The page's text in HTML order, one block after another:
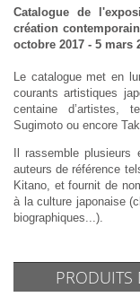
Catalogue de
création
octobre 2017 - 5 mars
Le catalogue met en
courants artistiques
centaine d’artistes,
Sugimoto ou encore
Il rassemble
auteurs de référence
Kitano, et fournit de
à la culture japonaise
biographiques...).
PRODUITS